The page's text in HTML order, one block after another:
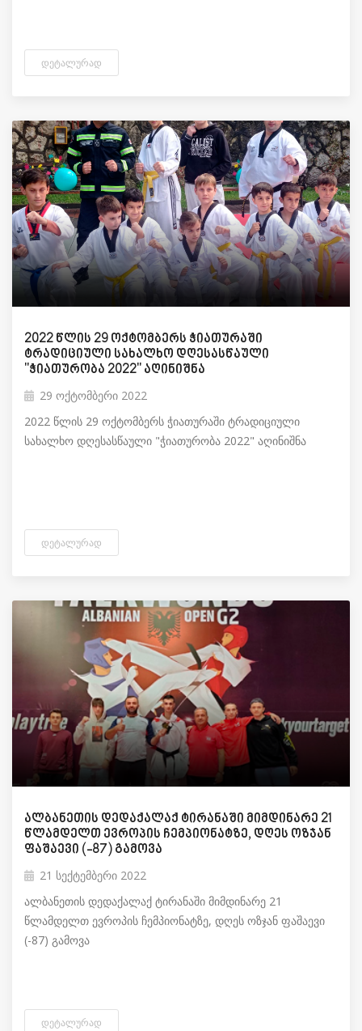
ᲓᲔᲢᲐᲚᲣᲠᲐᲓ
2022 წლის 29 ოქტომბერს ჭიათურაში
ტრადიციული სახალხო დღესასწაული
"ჭიათურობა 2022" აღინიშნა
29 ოქტომბერი 2022
2022 წლის 29 ოქტომბერს ჭიათურაში ტრადიციული
სახალხო დღესასწაული "ჭიათურობა 2022" აღინიშნა
ᲓᲔᲢᲐᲚᲣᲠᲐᲓ
ალბანეთის დედაქალაქ ტირანაში მიმდინარე 21
წლამდელთ ევროპის ჩემპიონატზე, დღეს ოზჯან
ფაშაევი (-87) გამოვა
21 სექტემბერი 2022
ალბანეთის დედაქალაქ ტირანაში მიმდინარე 21
წლამდელთ ევროპის ჩემპიონატზე, დღეს ოზჯან ფაშაევი
(-87) გამოვა
ᲓᲔᲢᲐᲚᲣᲠᲐᲓ